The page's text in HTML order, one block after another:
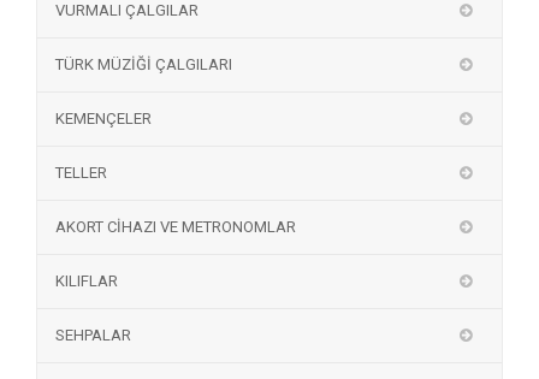
VURMALI ÇALGILAR
TÜRK MÜZİĞİ ÇALGILARI
KEMENÇELER
TELLER
AKORT CİHAZI VE METRONOMLAR
KILIFLAR
SEHPALAR